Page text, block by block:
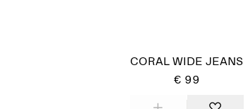
CORAL WIDE JEANS
€ 99